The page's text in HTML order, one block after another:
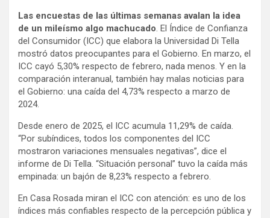
Las encuestas de las últimas semanas avalan la idea
de un mileísmo algo machucado . El Índice de Confianza
del Consumidor (ICC) que elabora la Universidad Di Tella
mostró datos preocupantes para el Gobierno. En marzo, el
ICC cayó 5,30% respecto de febrero, nada menos. Y en la
comparación interanual, también hay malas noticias para
el Gobierno: una caída del 4,73% respecto a marzo de
2024.
Desde enero de 2025, el ICC acumula 11,29% de caída.
“Por subíndices, todos los componentes del ICC
mostraron variaciones mensuales negativas”, dice el
informe de Di Tella. “Situación personal” tuvo la caída más
empinada: un bajón de 8,23% respecto a febrero.
En Casa Rosada miran el ICC con atención: es uno de los
índices más confiables respecto de la percepción pública y